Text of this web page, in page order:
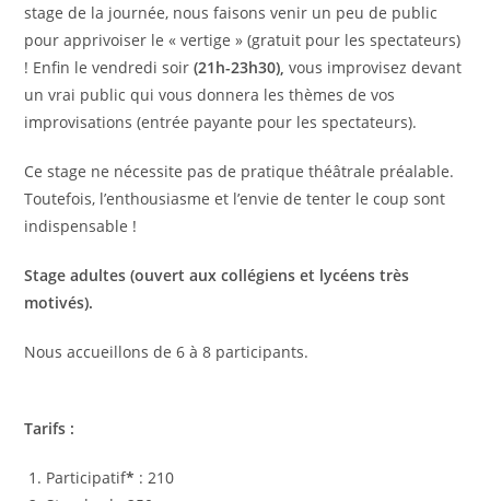
stage de la journée, nous faisons venir un peu de public
pour apprivoiser le « vertige » (gratuit pour les spectateurs)
! Enfin le vendredi soir(21h-23h30), vous improvisez devant
un vrai public qui vous donnera les thèmes de vos
improvisations (entrée payante pour les spectateurs).
Ce stage ne nécessite pas de pratique théâtrale préalable.
Toutefois, l’enthousiasme et l’envie de tenter le coup sont
indispensable !
Stage adultes (ouvert aux collégiens et lycéens très
motivés).
Nous accueillons de6 à 8 participants.
Tarifs :
Participatif* : 210